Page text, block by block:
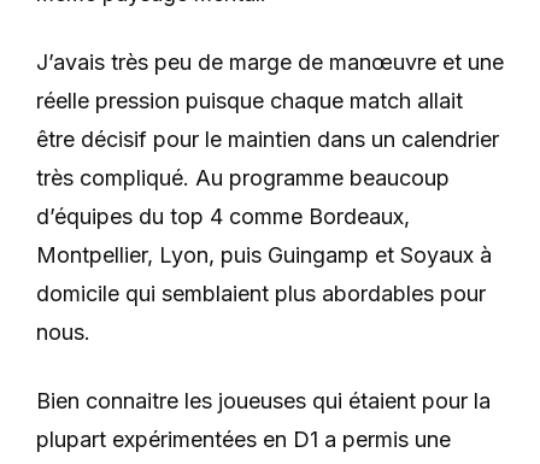
J’avais très peu de marge de manœuvre et une
réelle pression puisque chaque match allait
être décisif pour le maintien dans un calendrier
très compliqué. Au programme beaucoup
d’équipes du top 4 comme Bordeaux,
Montpellier, Lyon, puis Guingamp et Soyaux à
domicile qui semblaient plus abordables pour
nous.
Bien connaitre les joueuses qui étaient pour la
plupart expérimentées en D1 a permis une